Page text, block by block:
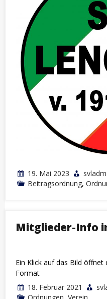
19. Mai 2023
Beitragsordnung,
Mitglieder-Info
Ein Klick auf das Bild
Format
18. Februar 2021